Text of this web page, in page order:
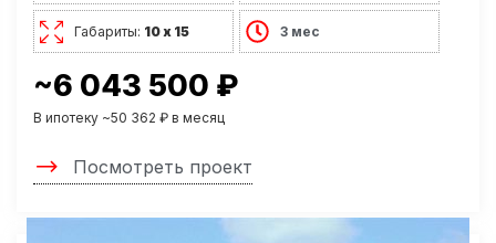
Габариты: 10 х 15 3 мес
~6 043 500 ₽
В ипотеку ~50 362 ₽ в месяц
Посмотреть проект